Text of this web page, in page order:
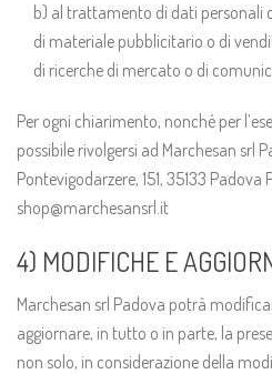
b) al trattamento di dati personali
di materiale pubblicitario o di
di ricerche di mercato o di
Per ogni chiarimento, nonché per
possibile rivolgersi ad Marchesan srl
Pontevigodarzere, 151, 35133 Padova
shop@marchesansrl.it
4) MODIFICHE E
Marchesan srl Padova potrà
aggiornare, in tutto o in parte, la
non solo, in considerazione della